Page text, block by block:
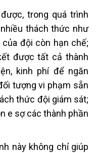
trong quá trình
thách thức như
đội còn hạn chế;
được tất cả thành
kinh phí để ngăn
tượng vi phạm sẵn
thức đội giám sát;
e sợ các thành phần
này không chỉ giúp